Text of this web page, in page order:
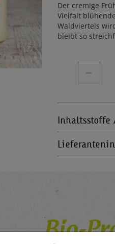
Der cremige
Vielfalt
Waldviertels
bleibt so
–
Inhaltsstoffe
Bio-